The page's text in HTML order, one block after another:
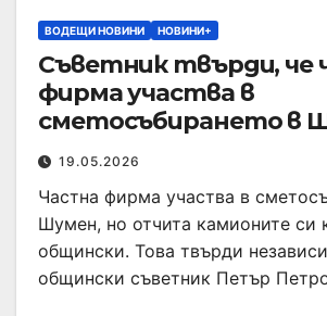
ВОДЕЩИ НОВИНИ НОВИНИ+
Съветник твърди, че
фирма участва в
сметосъбирането в
19.05.2026
Частна фирма участва в
Шумен, но отчита камионите си
общински. Това твърди
общински съветник Петър